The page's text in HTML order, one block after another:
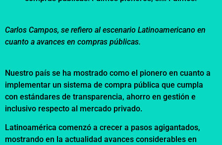
Carlos Campos, se refiero al escenario Latinoamericano en
cuanto a avances en compras públicas.
Nuestro país se ha mostrado como el pionero en cuanto a
implementar un sistema de compra pública que cumpla
con estándares de transparencia, ahorro en gestión e
inclusivo respecto al mercado privado.
Latinoamérica comenzó a crecer a pasos agigantados,
mostrando en la actualidad avances considerables en